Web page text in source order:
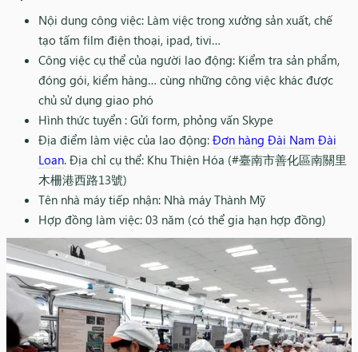
Nội dung công việc: Làm việc trong xưởng sản xuất, chế
tạo tấm film điện thoại, ipad, tivi…
Công việc cụ thể của người lao động: Kiểm tra sản phẩm,
đóng gói, kiểm hàng… cùng những công việc khác được
chủ sử dụng giao phó
Hình thức tuyển : Gửi form, phỏng vấn Skype
Địa điểm làm việc của lao động: Đơn hàng Đài Nam Đài
Loan. Địa chỉ cụ thể: Khu Thiện Hóa (#臺南市善化區南關里
木柵港西路13號)
Tên nhà máy tiếp nhận: Nhà máy Thành Mỹ
Hợp đồng làm việc: 03 năm (có thể gia hạn hợp đồng)